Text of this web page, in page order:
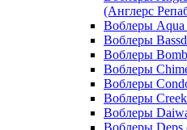
(Англерс
Воблеры
Воблеры
Воблеры
Воблеры
Воблеры
Воблеры
Воблеры